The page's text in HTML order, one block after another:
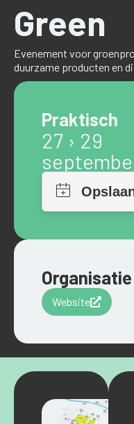
Green
Evenement voor
duurzame producten en
Praktisch
27 › 29
Organisatie
Website